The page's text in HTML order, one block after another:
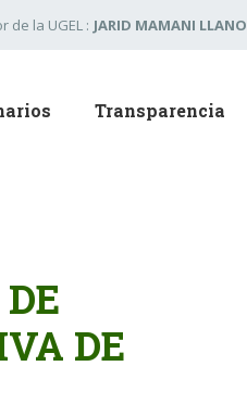
de la UGEL : JARID MAMANI LLANO
Transparencia
DE